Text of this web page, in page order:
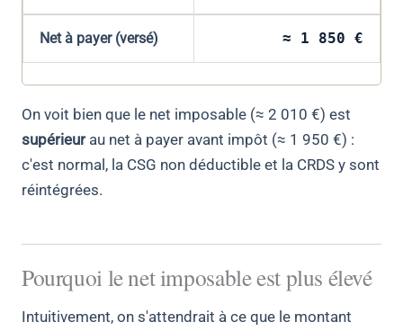
Net à payer (versé) ≈ 1 850 €
On voit bien que le net imposable (≈ 2 010 €) est
supérieurau net à payer avant impôt (≈ 1 950 €) :
c'est normal, la CSG non déductible et la CRDS y sont
réintégrées.
Pourquoi le net imposable est plus élevé
Intuitivement, on s'attendrait à ce que le montant